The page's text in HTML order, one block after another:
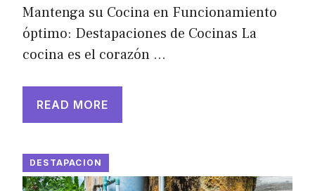
Mantenga su Cocina en Funcionamiento
óptimo: Destapaciones de Cocinas La
cocina es el corazón …
READ MORE
DESTAPACION